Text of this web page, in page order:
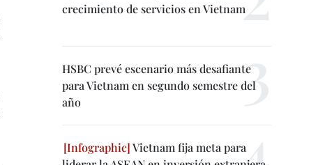
crecimiento de servicios en Vietnam
HSBC prevé escenario más desafiante
para Vietnam en segundo semestre del
año
Vietnam fija meta para